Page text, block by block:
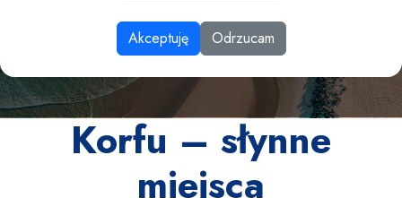
Akceptuję Odrzucam
Korfu – słynne
miejsca